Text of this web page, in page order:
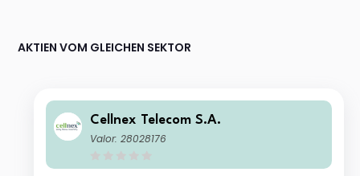
AKTIEN VOM GLEICHEN SEKTOR
Cellnex Telecom S.A.
Valor: 28028176